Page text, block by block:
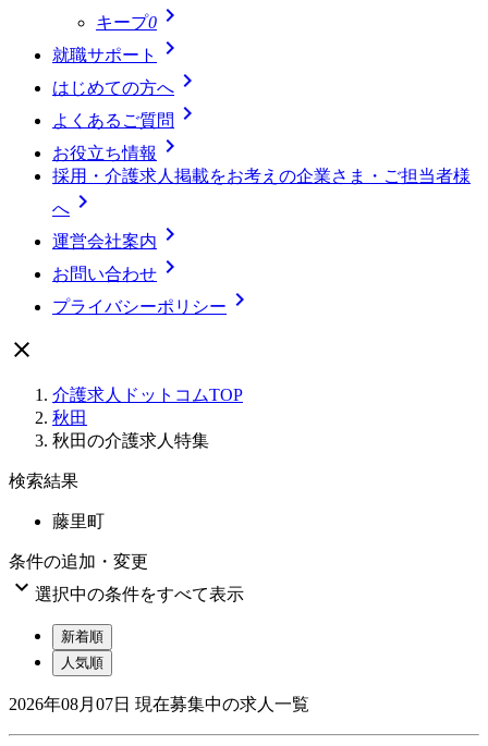
キープ0 
就職サポート 
はじめての方へ 
よくあるご質問 
お役立ち情報 
採用・介護求人掲載をお考えの企業さま・ご担当者様
へ 
運営会社案内 
お問い合わせ 
プライバシーポリシー 

介護求人ドットコムTOP
秋田
秋田の介護求人特集
検索結果
藤里町
条件の追加・変更
 選択中の条件をすべて表示
新着順
人気順
2026年08月07日 現在募集中の求人一覧